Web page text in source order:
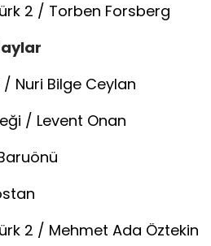
2 / Torben Forsberg
Nuri Bilge Ceylan
/ Levent Onan
2 / Mehmet Ada Öztekin